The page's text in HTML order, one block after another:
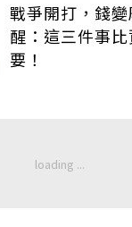
戰爭開打，錢
醒：這三件事
要！